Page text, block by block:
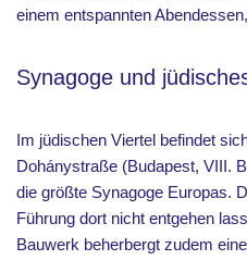
einem entspannten
Synagoge und
Im jüdischen Viertel befindet
Dohánystraße (Budapest, VIII.
die größte Synagoge Europas.
Führung dort nicht entgehen
Bauwerk beherbergt zudem